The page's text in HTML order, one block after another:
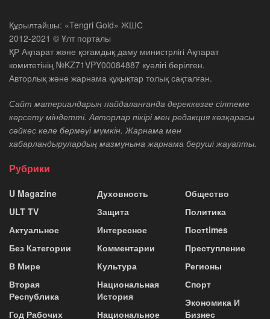
Құрылтайшы: «Tengri Gold» ЖШС
2012-2021 © Ұлт порталы
ҚР Ақпарат және қоғамдық даму министрлігі Ақпарат
комитетінің №KZ71VPY00084887 куәлігі берілген.
Авторлық және жарнама құқықтар толық сақталған.
Сайт материалдарын пайдаланғанда дереккөзге сілтеме
көрсету міндетті. Авторлар пікірі мен редакция көзқарасы
сәйкес келе бермеуі мүмкін. Жарнама мен
хабарландырулардың мазмұнына жарнама беруші жауапты.
Рубрики
U Magazine
ULT TV
Актуальное
Без Категории
В Мире
Вторая
Республика
Год Рабочих
Духовность
Защита
Интересное
Комментарии
Культура
Национальная
История
Национальное
Общество
Политика
Постtimes
Преступление
Регионы
Спорт
Экономика И
Бизнес